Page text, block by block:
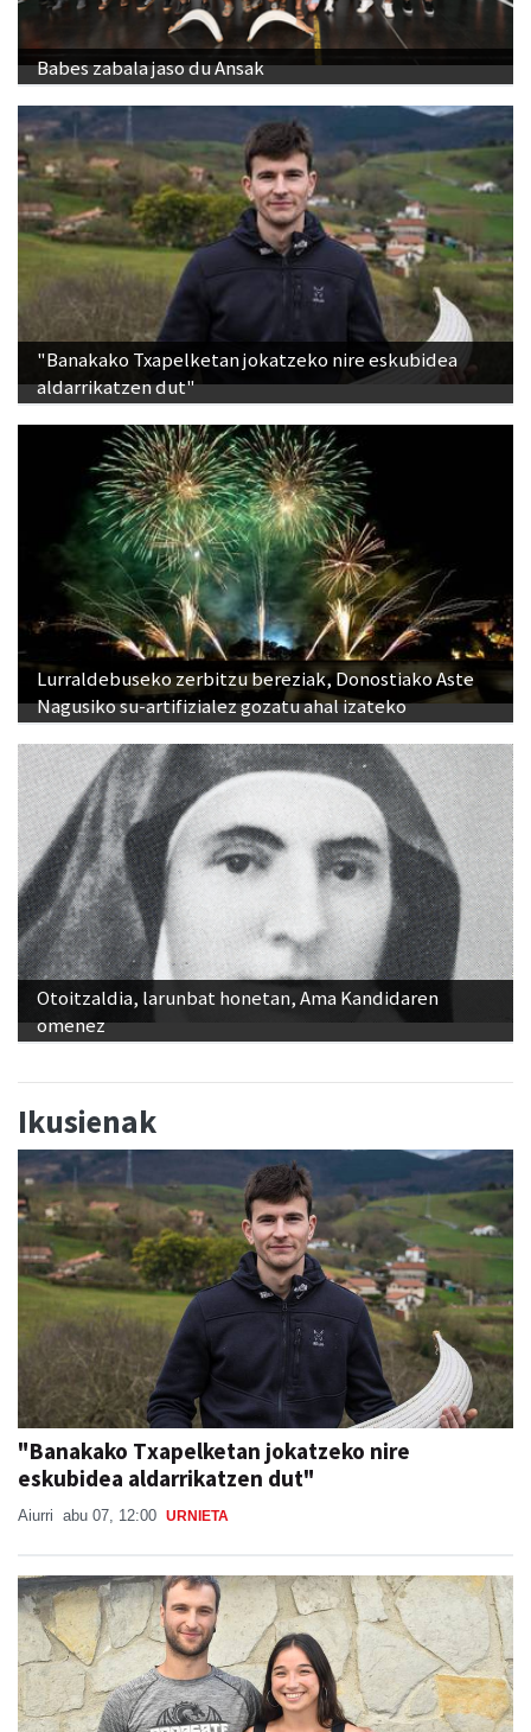
Babes zabala jaso du Ansak
"Banakako Txapelketan jokatzeko nire eskubidea
aldarrikatzen dut"
Lurraldebuseko zerbitzu bereziak, Donostiako Aste
Nagusiko su-artifizialez gozatu ahal izateko
Otoitzaldia, larunbat honetan, Ama Kandidaren
omenez
Ikusienak
"Banakako Txapelketan jokatzeko nire
eskubidea aldarrikatzen dut"
Aiurri abu 07, 12:00 URNIETA